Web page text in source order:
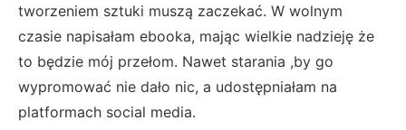
tworzeniem sztuki muszą zaczekać. W wolnym
czasie napisałam ebooka, mając wielkie nadzieję że
to będzie mój przełom. Nawet starania ,by go
wypromować nie dało nic, a udostępniałam na
platformach social media.